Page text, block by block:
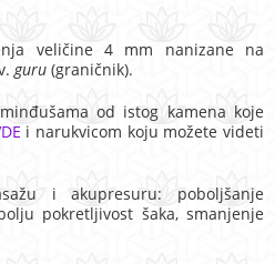
veličine 4 mm nanizane na
guru (graničnik).
od istog kamena koje
i narukvicom koju možete videti
i akupresuru: poboljšanje
pokretljivost šaka, smanjenje